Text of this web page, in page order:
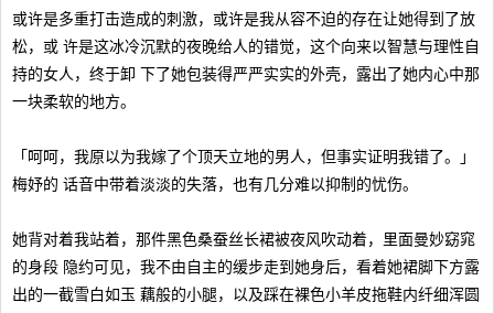
或许是多重打击造成的刺激，或许是我从容不迫的存在让她得到了放
松，或 许是这冰冷沉默的夜晚给人的错觉，这个向来以智慧与理性自
持的女人，终于卸 下了她包装得严严实实的外壳，露出了她内心中那
一块柔软的地方。
「呵呵，我原以为我嫁了个顶天立地的男人，但事实证明我错了。」
梅妤的 话音中带着淡淡的失落，也有几分难以抑制的忧伤。
她背对着我站着，那件黑色桑蚕丝长裙被夜风吹动着，里面曼妙窈窕
的身段 隐约可见，我不由自主的缓步走到她身后，看着她裙脚下方露
出的一截雪白如玉 藕般的小腿，以及踩在裸色小羊皮拖鞋内纤细浑圆